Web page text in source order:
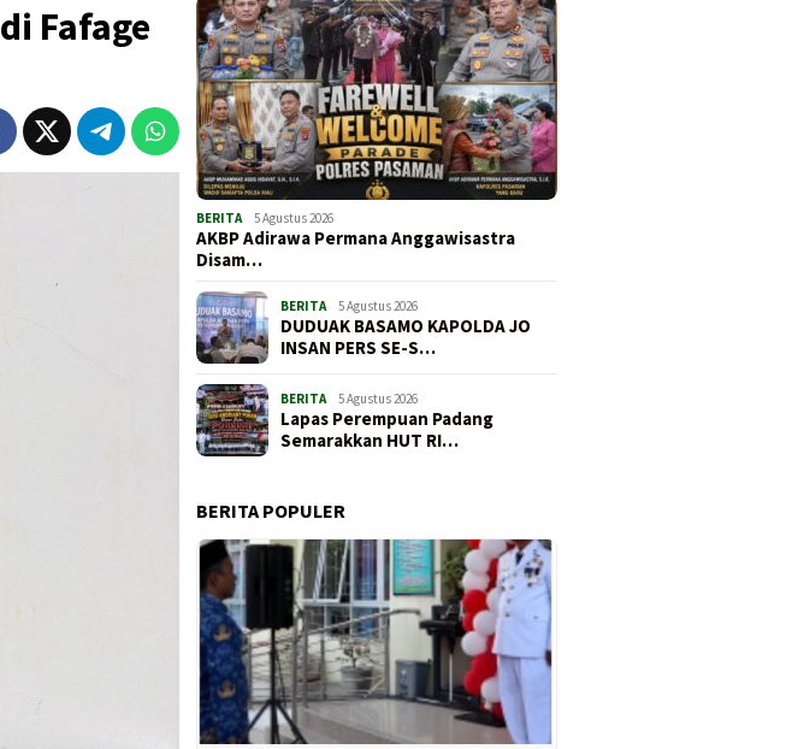
Fafage
BERITA 5 Agustus 2026
AKBP Adirawa Permana Anggawisastra
Disam…
BERITA 5 Agustus 2026
DUDUAK BASAMO KAPOLDA JO
INSAN PERS SE-S…
BERITA 5 Agustus 2026
Lapas Perempuan Padang
Semarakkan HUT RI…
BERITA POPULER